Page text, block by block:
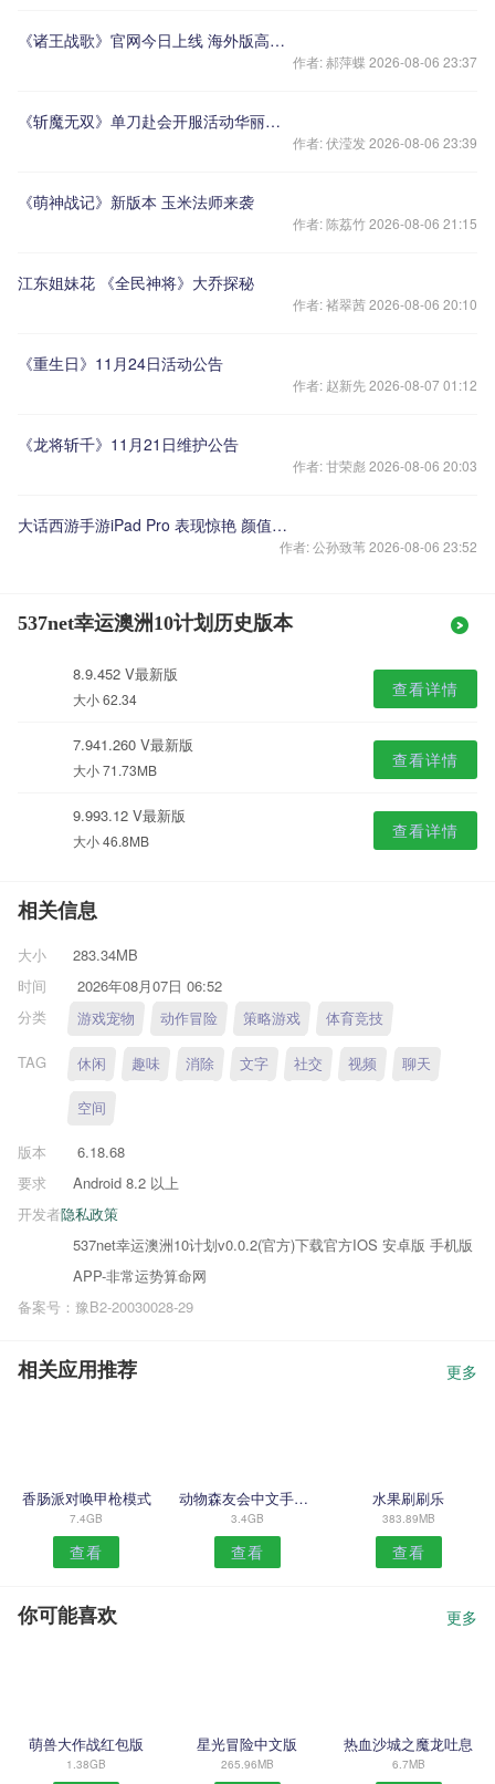
《诸王战歌》官网今日上线 海外版高清CG首曝
作者: 郝萍蝶 2026-08-06 23:37
《斩魔无双》单刀赴会开服活动华丽开启！
作者: 伏滢发 2026-08-06 23:39
《萌神战记》新版本 玉米法师来袭
作者: 陈荔竹 2026-08-06 21:15
江东姐妹花 《全民神将》大乔探秘
作者: 褚翠茜 2026-08-06 20:10
《重生日》11月24日活动公告
作者: 赵新先 2026-08-07 01:12
《龙将斩千》11月21日维护公告
作者: 甘荣彪 2026-08-06 20:03
大话西游手游iPad Pro 表现惊艳 颜值主播苏菲即将登场
作者: 公孙致苇 2026-08-06 23:52
537net幸运澳洲10计划历史版本
8.9.452 V最新版
大小 62.34 查看详情
7.941.260 V最新版
大小 71.73MB 查看详情
9.993.12 V最新版
大小 46.8MB 查看详情
相关信息
大小
283.34MB
时间
2026年08月07日 06:52
分类
游戏宠物 动作冒险 策略游戏 体育竞技
TAG 休闲 趣味 消除 文字 社交 视频 聊天
空间
版本
6.18.68
要求
Android 8.2 以上
隐私政策
开发者
537net幸运澳洲10计划v0.0.2(官方)下载官方IOS 安卓版 手机版
APP-非常运势算命网
备案号：豫B2-20030028-29
相关应用推荐 更多
香肠派对唤甲枪模式
7.4GB
查看
动物森友会中文手机版
3.4GB
查看
水果刷刷乐
383.89MB
查看
你可能喜欢 更多
萌兽大作战红包版
1.38GB
星光冒险中文版
265.96MB
热血沙城之魔龙吐息
6.7MB